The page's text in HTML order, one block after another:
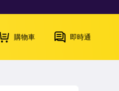
購物車 即時通